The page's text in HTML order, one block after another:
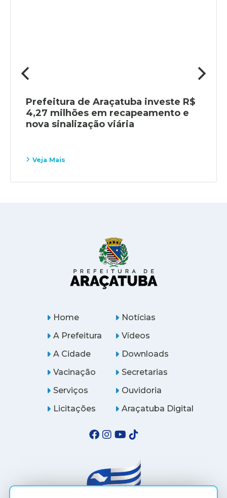
Prefeitura de Araçatuba investe R$
4,27 milhões em recapeamento e
nova sinalização viária
Veja Mais
Home
A Prefeitura
A Cidade
Notícias
Vídeos
Downloads
Vacinação
Serviços
Licitações
Secretarias
Ouvidoria
Araçatuba Digital